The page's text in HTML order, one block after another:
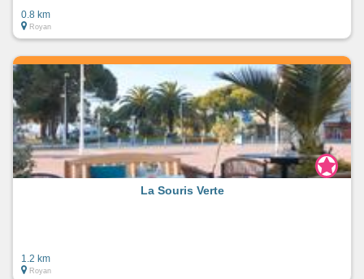
0.8 km
Royan
La Souris Verte
1.2 km
Royan